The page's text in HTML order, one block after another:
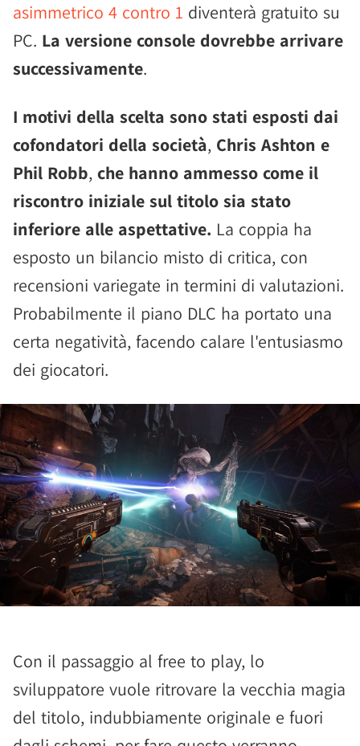
asimmetrico 4 contro 1 diventerà gratuito su
PC. La versione console dovrebbe arrivare
successivamente.
I motivi della scelta sono stati esposti dai
cofondatori della società, Chris Ashton e
Phil Robb, che hanno ammesso come il
riscontro iniziale sul titolo sia stato
inferiore alle aspettative. La coppia ha
esposto un bilancio misto di critica, con
recensioni variegate in termini di valutazioni.
Probabilmente il piano DLC ha portato una
certa negatività, facendo calare l'entusiasmo
dei giocatori.
Con il passaggio al free to play, lo
sviluppatore vuole ritrovare la vecchia magia
del titolo, indubbiamente originale e fuori